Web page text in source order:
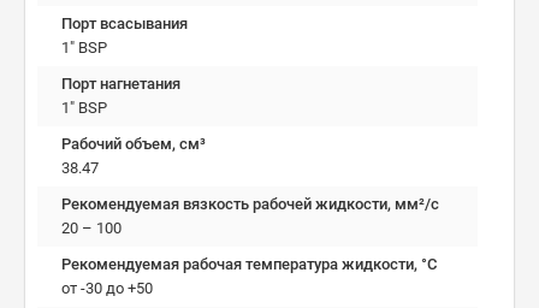
Порт всасывания
1" BSP
Порт нагнетания
1" BSP
Рабочий объем, см³
38.47
Рекомендуемая вязкость рабочей жидкости, мм²/с
20 – 100
Рекомендуемая рабочая температура жидкости, °C
от -30 до +50